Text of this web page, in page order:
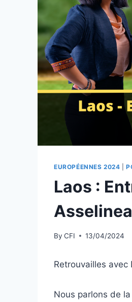
EUROPÉENNES 2024 |
Laos :
By CFI 13/04/2024
Retrouvailles avec
Nous parlons de